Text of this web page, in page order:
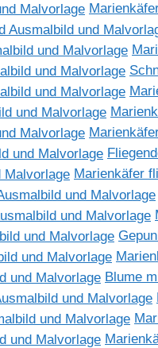
Marienkäfer
Blume